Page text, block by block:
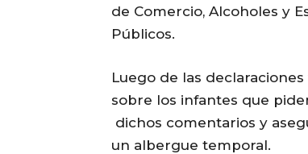
de Comercio, Alcoholes y
Públicos.
Luego de las
sobre los infantes que
dichos comentarios y
un albergue temporal.